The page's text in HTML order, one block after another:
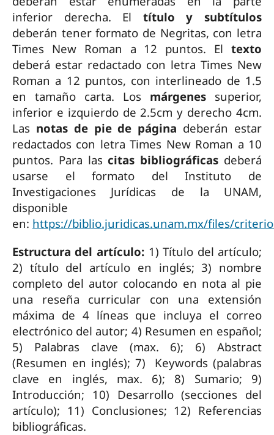
inferior derecha. El título y subtítulos
deberán tener formato de Negritas, con letra
Times New Roman a 12 puntos. Eltexto
deberá estar redactado con letra Times New
Roman a 12 puntos, con interlineado de 1.5
en tamaño carta. Los márgenes superior,
inferior e izquierdo de 2.5cm y derecho 4cm.
Las notas de pie de página deberán estar
redactados con letra Times New Roman a 10
puntos. Para lascitas bibliográficas deberá
usarse el formato del Instituto de
Investigaciones Jurídicas de la UNAM,
disponible
en: https://biblio.juridicas.unam.mx/files/
Estructura del artículo: 1) Título del artículo;
2) título del artículo en inglés; 3) nombre
completo del autor colocando en nota al pie
una reseña curricular con una extensión
máxima de 4 líneas que incluya el correo
electrónico del autor; 4) Resumen en español;
5) Palabras clave (max. 6); 6) Abstract
(Resumen en inglés); 7) Keywords (palabras
clave en inglés, max. 6); 8) Sumario; 9)
Introducción; 10) Desarrollo (secciones del
artículo); 11) Conclusiones; 12) Referencias
bibliográficas.